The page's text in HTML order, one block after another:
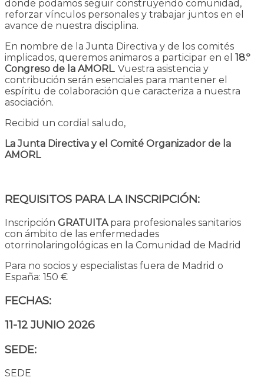
donde podamos seguir construyendo comunidad,
reforzar vínculos personales y trabajar juntos en el
avance de nuestra disciplina.
En nombre de la Junta Directiva y de los comités
implicados, queremos animaros a participar en el 18.º
Congreso de la AMORL. Vuestra asistencia y
contribución serán esenciales para mantener el
espíritu de colaboración que caracteriza a nuestra
asociación.
Recibid un cordial saludo,
La Junta Directiva y el Comité Organizador de la
AMORL
REQUISITOS PARA LA INSCRIPCIÓN:
Inscripción GRATUITApara profesionales sanitarios
con ámbito de l as enfermedades
otorrinolaringológicas en la Comunidad de Madrid
Para no socios y especialistas fuera de Madrid o
España: 150 €
FECHAS:
11-12 JUNIO 2026
SEDE:
SEDE